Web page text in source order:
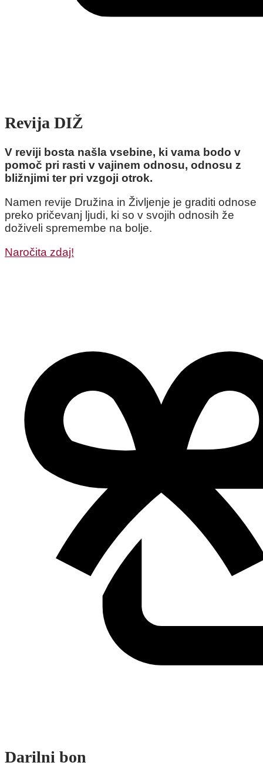
Revija DIŽ
V reviji bosta našla vsebine, ki vama bodo v
pomoč pri rasti v vajinem odnosu, odnosu z
bližnjimi ter pri vzgoji otrok.
Namen revije Družina in Življenje je graditi odnose
preko pričevanj ljudi, ki so v svojih odnosih že
doživeli spremembe na bolje.
Naročita zdaj!
Darilni bon